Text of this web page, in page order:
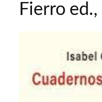
Fierro